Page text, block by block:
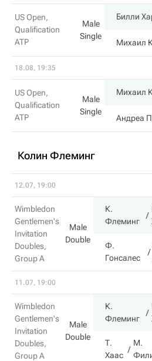
US Open,
Qualification
ATP
Male
Single
Билли
Михаил
18.08, 19:35
US Open,
Qualification
ATP
Male
Single
Михаил
Андреа
Колин Флеминг
12.07, 19:00
Wimbledon
Gentlemen's
Invitation
Doubles,
Group A
Male
Double
К.
Флеминг
Ф.
Гонсалес
11.07, 19:00
Wimbledon
Gentlemen's
Invitation
Doubles,
Group A
Male
Double
К.
Флеминг
Т.
Хаас
М.